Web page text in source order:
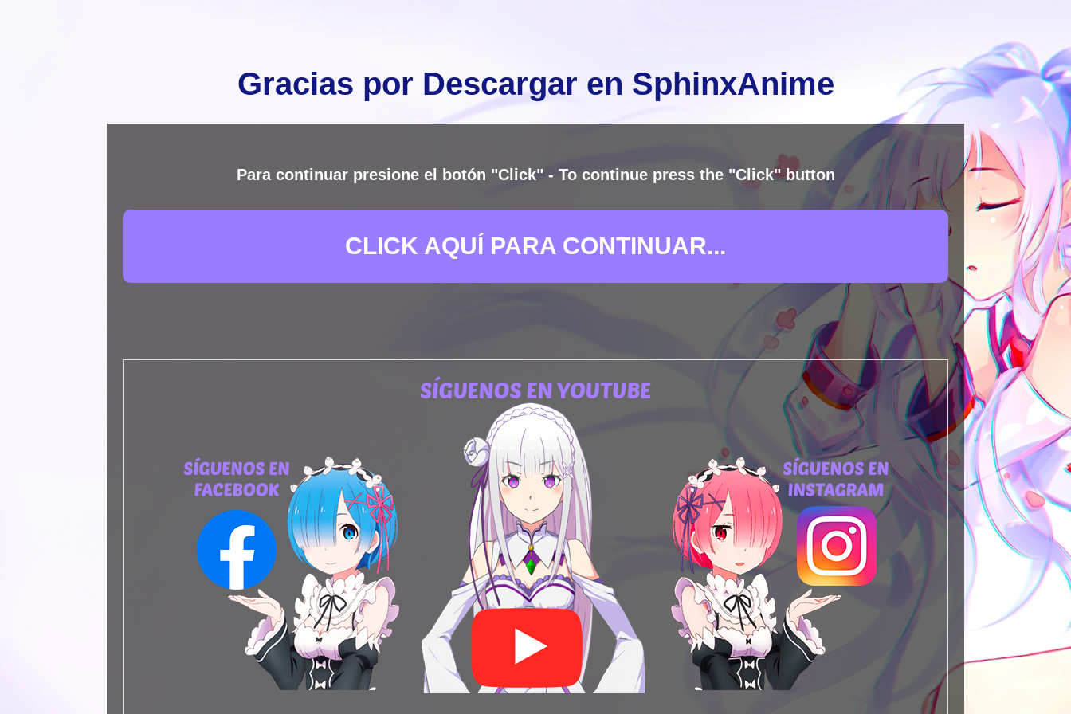
Gracias por Descargar en SphinxAnime
Para continuar presione el botón "Click" - To continue press the "Click" button
CLICK AQUÍ PARA CONTINUAR...